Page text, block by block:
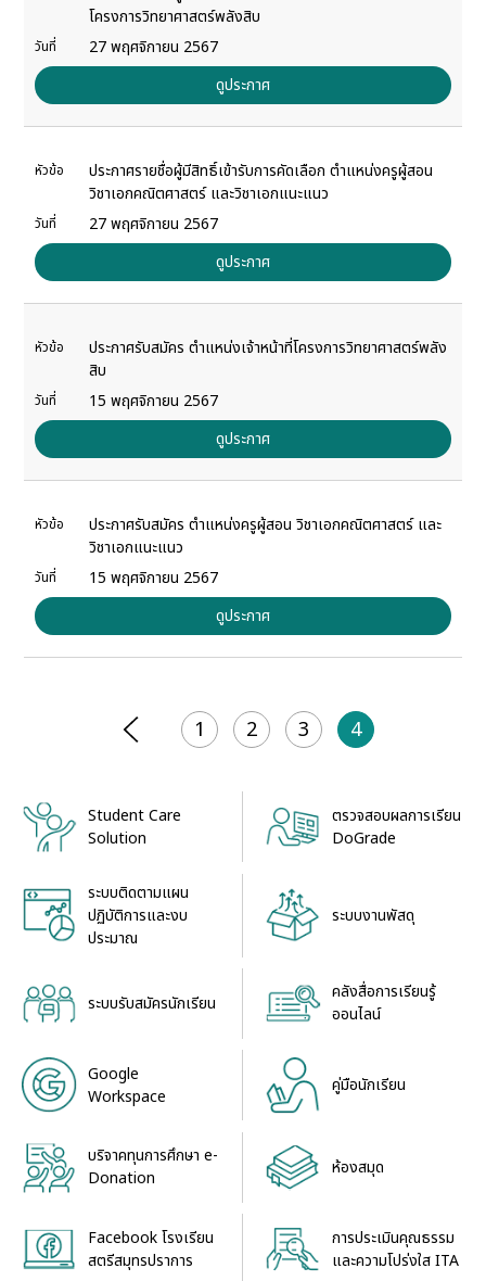
โครงการวิทยาศาสตร์พลังสิบ
วันที่
27 พฤศจิกายน 2567
ดูประกาศ
หัวข้อ
ประกาศรายชื่อผู้มีสิทธิ์เข้ารับการคัดเลือก ตำแหน่งครูผู้สอน
วิชาเอกคณิตศาสตร์ และวิชาเอกแนะแนว
วันที่
27 พฤศจิกายน 2567
ดูประกาศ
หัวข้อ
ประกาศรับสมัคร ตำแหน่งเจ้าหน้าที่โครงการวิทยาศาสตร์พลัง
สิบ
วันที่
15 พฤศจิกายน 2567
ดูประกาศ
หัวข้อ
ประกาศรับสมัคร ตำแหน่งครูผู้สอน วิชาเอกคณิตศาสตร์ และ
วิชาเอกแนะแนว
วันที่
15 พฤศจิกายน 2567
ดูประกาศ
1 2 3 4
Student Care
Solution
ตรวจสอบผลการเรียน
DoGrade
ระบบติดตามแผน
ปฏิบัติการและงบ
ประมาณ
ระบบงานพัสดุ
ระบบรับสมัครนักเรียน
คลังสื่อการเรียนรู้
ออนไลน์
Google
Workspace
คู่มือนักเรียน
บริจาคทุนการศึกษา e-
Donation
ห้องสมุด
Facebook โรงเรียน
สตรีสมุทรปราการ
การประเมินคุณธรรม
และความโปร่งใส ITA